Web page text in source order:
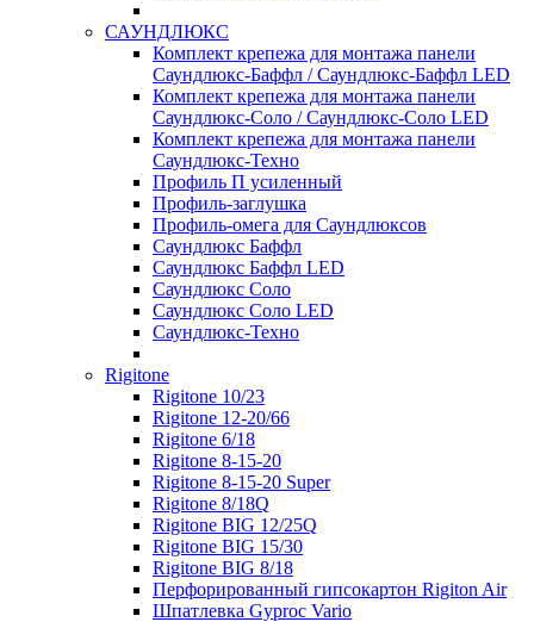
САУНДЛЮКС
Комплект крепежа для монтажа панели
Саундлюкс-Баффл / Саундлюкс-Баффл LED
Комплект крепежа для монтажа панели
Саундлюкс-Соло / Саундлюкс-Соло LED
Комплект крепежа для монтажа панели
Саундлюкс-Техно
Профиль П усиленный
Профиль-заглушка
Профиль-омега для Саундлюксов
Саундлюкс Баффл
Саундлюкс Баффл LED
Саундлюкс Соло
Саундлюкс Соло LED
Саундлюкс-Техно
Rigitone
Rigitone 10/23
Rigitone 12-20/66
Rigitone 6/18
Rigitone 8-15-20
Rigitone 8-15-20 Super
Rigitone 8/18Q
Rigitone BIG 12/25Q
Rigitone BIG 15/30
Rigitone BIG 8/18
Перфорированный гипсокартон Rigiton Air
Шпатлевка Gyproc Vario